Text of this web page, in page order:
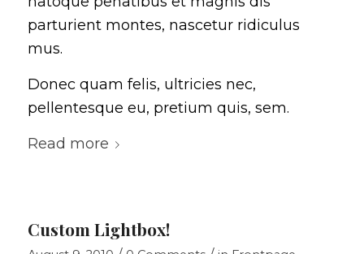
parturient montes, nascetur ridiculus
mus.
Donec quam felis, ultricies nec,
pellentesque eu, pretium quis, sem.
Read more
Custom Lightbox!